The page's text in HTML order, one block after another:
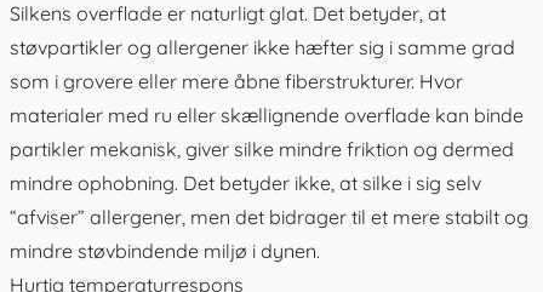
Silkens overflade er naturligt glat. Det betyder, at
støvpartikler og allergener ikke hæfter sig i samme grad
som i grovere eller mere åbne fiberstrukturer. Hvor
materialer med ru eller skællignende overflade kan binde
partikler mekanisk, giver silke mindre friktion og dermed
mindre ophobning. Det betyder ikke, at silke i sig selv
“afviser” allergener, men det bidrager til et mere stabilt og
mindre støvbindende miljø i dynen.
Hurtig temperaturrespons